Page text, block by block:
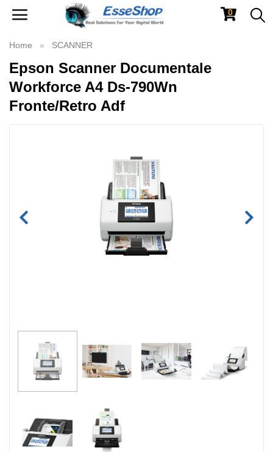
Toggle
0
Home SCANNER
Epson Scanner Documentale
Workforce A4 Ds-790Wn
Fronte/Retro Adf